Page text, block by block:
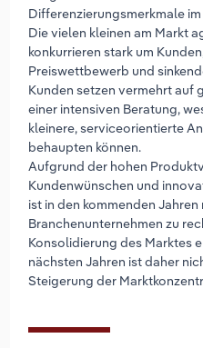
Differenzierungsmerkmale
Die vielen kleinen am Markt
konkurrieren stark um
Preiswettbewerb und
Kunden setzen vermehrt auf
einer intensiven Beratung,
kleinere, serviceorientierte
behaupten können.
Aufgrund der hohen
Kundenwünschen und
ist in den kommenden
Branchenunternehmen zu
Konsolidierung des Marktes
nächsten Jahren ist daher
Steigerung der